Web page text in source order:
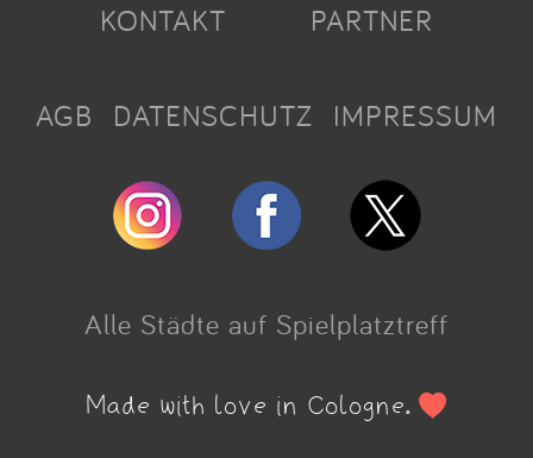
KONTAKT PARTNER
AGB DATENSCHUTZ IMPRESSUM
Alle Städte auf Spielplatztreff
Made with love in Cologne.